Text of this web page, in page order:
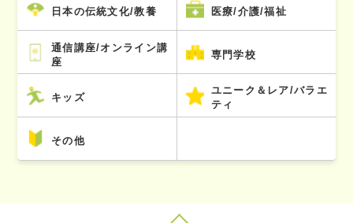
日本の伝統文化/教養 医療/介護/福祉
通信講座/オンライン講
座
専門学校
キッズ
ユニーク＆レア/バラエ
ティ
その他